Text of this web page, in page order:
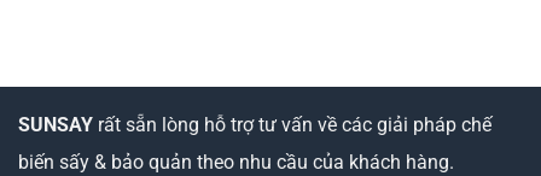
SUNSAY rất sẵn lòng hỗ trợ tư vấn về các giải pháp chế
biến sấy & bảo quản theo nhu cầu của khách hàng.